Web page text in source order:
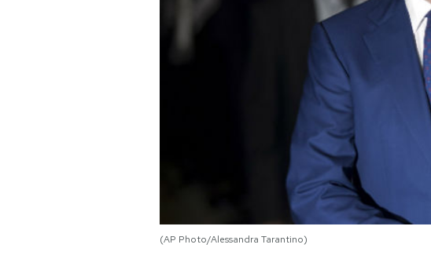
(AP Photo/Alessandra Tarantino)